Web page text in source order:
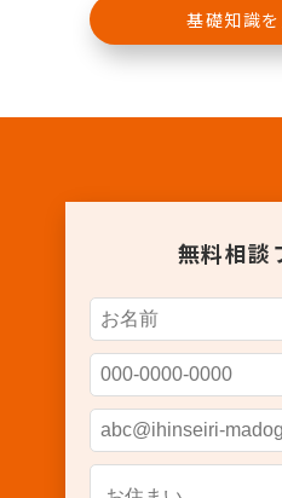
基礎知識
無料相談